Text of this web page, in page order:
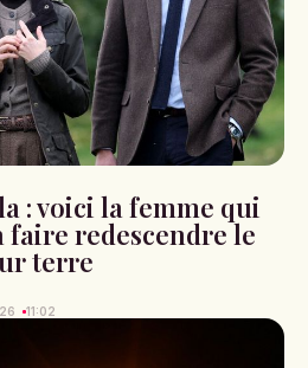
: voici la femme qui
faire redescendre le
terre
11:02